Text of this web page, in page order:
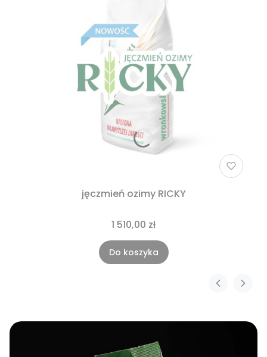
jęczmień ozimy RICKY
1 510,00 zł
Do koszyka